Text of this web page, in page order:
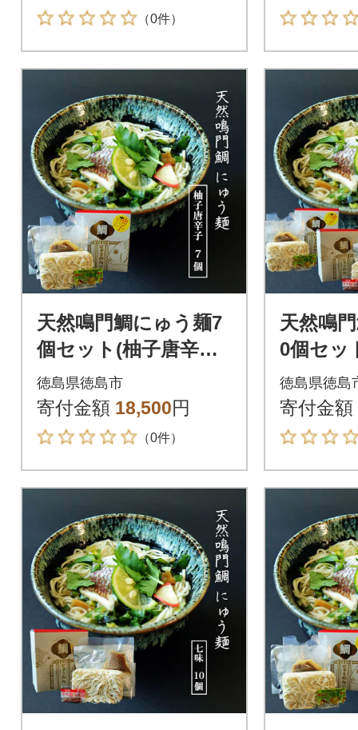
（0件）
天然鳴門鯛にゅう麺7
個セット(柚子唐辛子7
個)【BA005】
徳島県徳島市
寄付金額 18,500円
（0件）
天然鳴
0個セッ
柚子唐
006】
徳島県徳島
寄付金額